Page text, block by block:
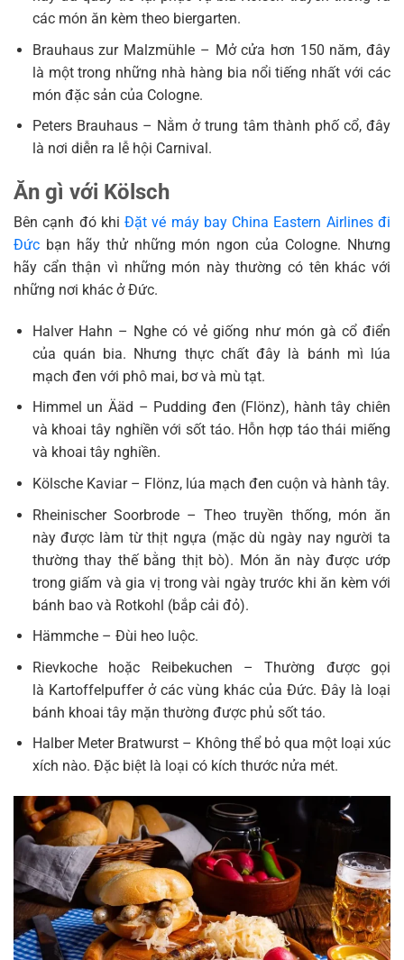
các món ăn kèm theo biergarten.
Brauhaus zur Malzmühle – Mở cửa hơn 150 năm, đây
là một trong những nhà hàng bia nổi tiếng nhất với các
món đặc sản của Cologne.
Peters Brauhaus – Nằm ở trung tâm thành phố cổ, đây
là nơi diễn ra lễ hội Carnival.
Ăn gì với Kölsch
Bên cạnh đó khiĐặt vé máy bay China Eastern Airlines đi
Đức bạn hãy thử những món ngon của Cologne. Nhưng
hãy cẩn thận vì những món này thường có tên khác với
những nơi khác ở Đức.
Halver Hahn – Nghe có vẻ giống như món gà cổ điển
của quán bia. Nhưng thực chất đây là bánh mì lúa
mạch đen với phô mai, bơ và mù tạt.
Himmel un Ääd – Pudding đen (Flönz), hành tây chiên
và khoai tây nghiền với sốt táo. Hỗn hợp táo thái miếng
và khoai tây nghiền.
Kölsche Kaviar – Flönz, lúa mạch đen cuộn và hành tây.
Rheinischer Soorbrode – Theo truyền thống, món ăn
này được làm từ thịt ngựa (mặc dù ngày nay người ta
thường thay thế bằng thịt bò). Món ăn này được ướp
trong giấm và gia vị trong vài ngày trước khi ăn kèm với
bánh bao và Rotkohl (bắp cải đỏ).
Hämmche – Đùi heo luộc.
Rievkoche hoặc Reibekuchen – Thường được gọi
là Kartoffelpuffer ở các vùng khác của Đức. Đây là loại
bánh khoai tây mặn thường được phủ sốt táo.
Halber Meter Bratwurst – Không thể bỏ qua một loại xúc
xích nào. Đặc biệt là loại có kích thước nửa mét.